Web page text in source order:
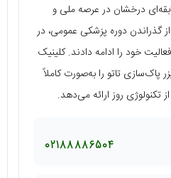
درخشان در عرصه ملی و
گذراندن دوره پزشکی عمومی، در
خود را ادامه دادند. کلینیک
پاک‌سازی تاتو را به‌صورت کاملاً
تکنولوژی روز ارائه می‌دهد.
02188886504